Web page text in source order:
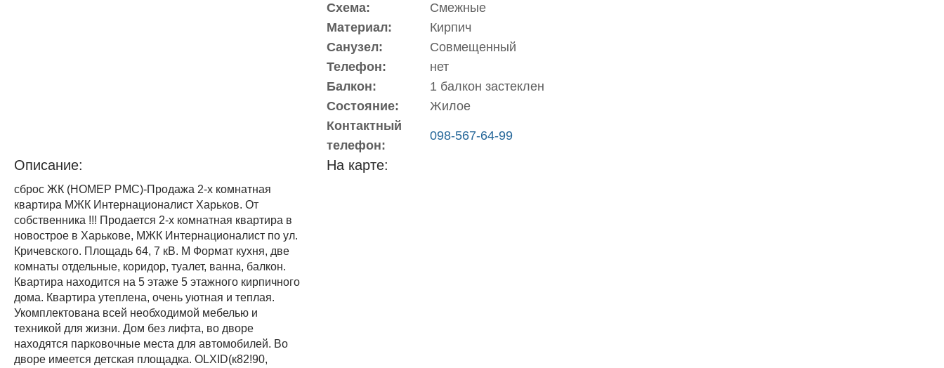
Схема:
Смежные
Материал:
Кирпич
Санузел:
Совмещенный
Телефон:
нет
Балкон:
1 балкон застеклен
Состояние:
Жилое
Контактный
телефон:
098-567-64-99
Описание:
сброс ЖК (НОМЕР PMC)-Продажа 2-х комнатная
квартира МЖК Интернационалист Харьков. От
собственника !!! Продается 2-х комнатная квартира в
новострое в Харькове, МЖК Интернационалист по ул.
Кричевского. Площадь 64, 7 кВ. М Формат кухня, две
комнаты отдельные, коридор, туалет, ванна, балкон.
Квартира находится на 5 этаже 5 этажного кирпичного
дома. Квартира утеплена, очень уютная и теплая.
Укомплектована всей необходимой мебелью и
техникой для жизни. Дом без лифта, во дворе
находятся парковочные места для автомобилей. Во
дворе имеется детская площадка. OLXID(к82!90,
На карте: